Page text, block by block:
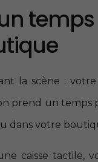
la scène :
prend un temps
dans votre
caisse tactile,